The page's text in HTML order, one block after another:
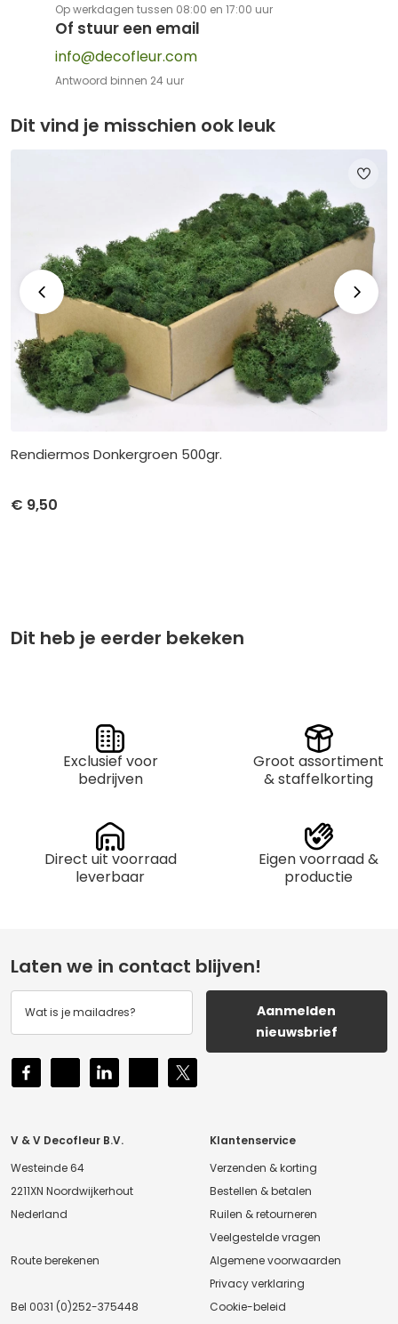
Op werkdagen tussen 08:00 en 17:00 uur
Of stuur een email
info@decofleur.com
Antwoord binnen 24 uur
Dit vind je misschien ook leuk
Rendiermos Donkergroen 500gr.
€ 9,50
Dit heb je eerder bekeken
Exclusief voor
bedrijven
Groot assortiment
& staffelkorting
Direct uit voorraad
leverbaar
Eigen voorraad &
productie
Laten we in contact blijven!
Aanmelden
nieuwsbrief
V & V Decofleur B.V.
Westeinde 64
2211XN Noordwijkerhout
Nederland
Route berekenen
Bel 0031 (0)252-375448
Klantenservice
Verzenden & korting
Bestellen & betalen
Ruilen & retourneren
Veelgestelde vragen
Algemene voorwaarden
Privacy verklaring
Cookie-beleid